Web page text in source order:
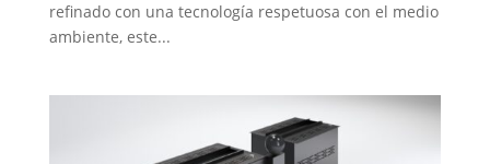
refinado con una tecnología respetuosa con el medio
ambiente, este...